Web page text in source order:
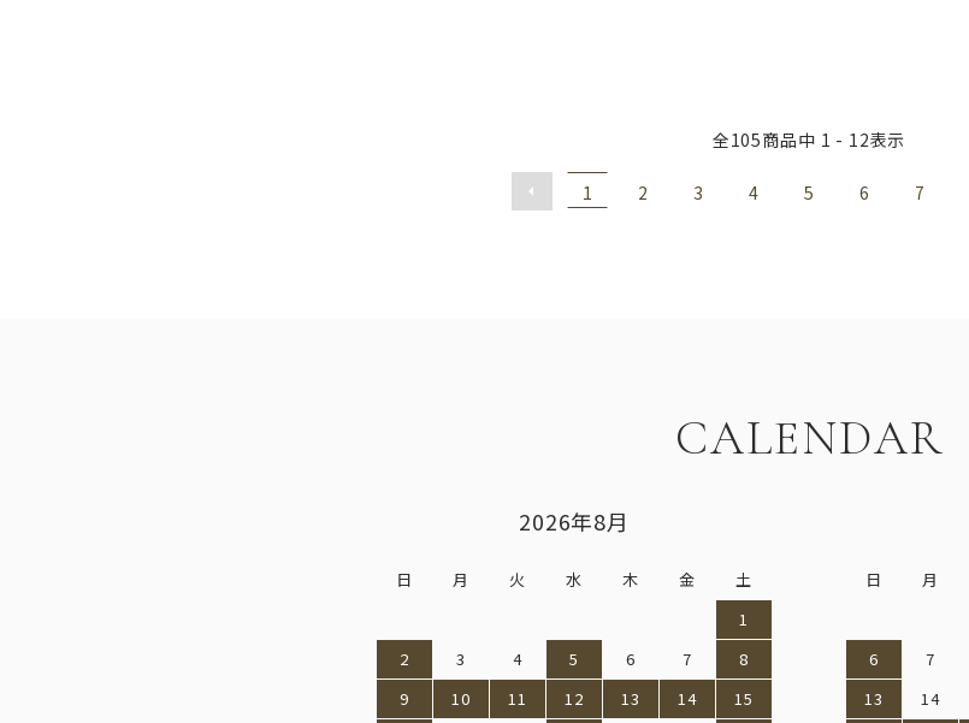
全105商品中 1 - 12表示
1 2 3 4 5 6 7
CALENDAR
2026年8月
日 月 火 水 木 金
土
1
2
3 4 5 6 7
8
9
10 11 12 13 14
15
日 月
6
7
13
14